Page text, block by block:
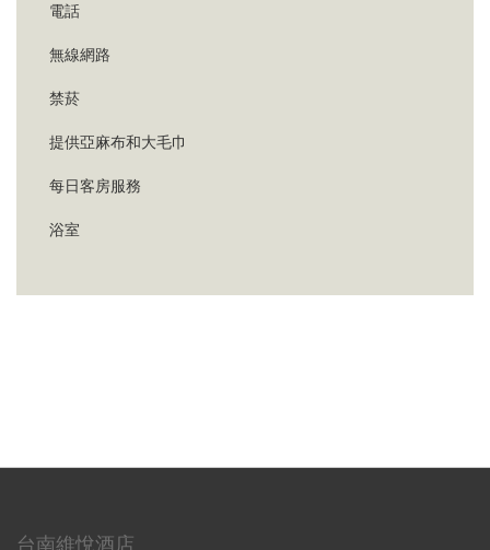
電話
無線網路
禁菸
提供亞麻布和大毛巾
每日客房服務
浴室
台南維悅酒店